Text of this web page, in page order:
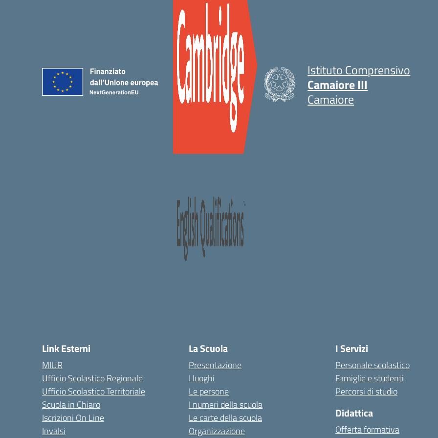
Istituto Comprensivo
Camaiore III
Camaiore
Link Esterni
MIUR
Ufficio Scolastico Regionale
Ufficio Scolastico Territoriale
Scuola in Chiaro
Iscrizioni On Line
Invalsi
La Scuola
Presentazione
I luoghi
Le persone
I numeri della scuola
Le carte della scuola
Organizzazione
I Servizi
Personale scolastico
Famiglie e studenti
Percorsi di studio
Didattica
Offerta formativa